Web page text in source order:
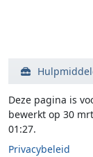
Deze pagina is
bewerkt op 30
01:27.
Privacybeleid